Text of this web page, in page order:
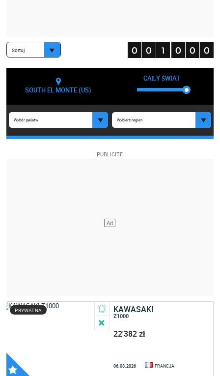
Sortuj
SOUTH EL MONTE (US)
CAŁY ŚWIAT
Wybór państw Wybierz region
PRYWATNA KAWASAKI
Z1000
22'382 zł
06.08.2026 FRANCJA